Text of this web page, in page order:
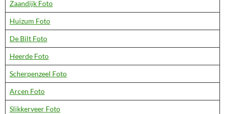
Zaandijk Foto
Huizum Foto
De Bilt Foto
Heerde Foto
Scherpenzeel Foto
Arcen Foto
Slikkerveer Foto